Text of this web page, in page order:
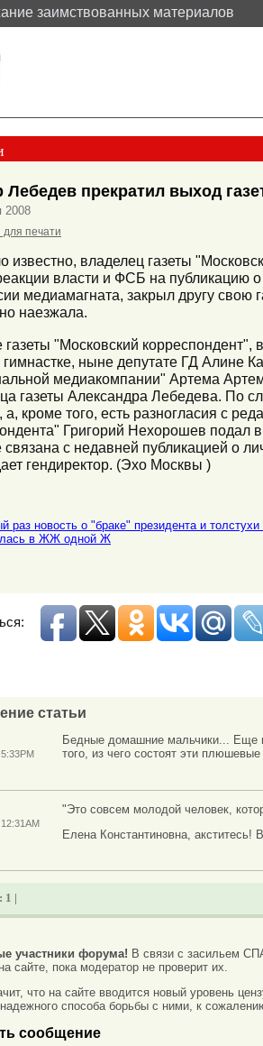
заимствованных материалов
Лебедев прекратил выход
2008
для печати
известно, владелец газеты
власти и ФСБ на публикацию
медиамагната, закрыл другу свою
наезжала.
газеты "Московский
ныне депутате ГД Алине
медиакомпании" Артема
газеты Александра Лебедева. По
а, кроме того, есть разногласия с
Григорий Нехорошев подал
связана с недавней публикацией о
гендиректор. (Эхо Москвы )
раз новость о "браке" президента и
в ЖЖ одной Ж
статьи
Бедные домашние мальчики... Еще
того, из чего состоят эти плюшевые
"Это совсем молодой человек,
Елена Константиновна,
1 |
участники форума! В связи с засильем
сайте, пока модератор не проверит их.
что на сайте вводится новый уровень
надежного способа борьбы с ними, к
сообщение